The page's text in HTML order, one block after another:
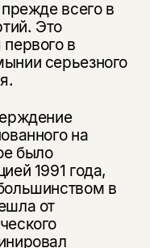
всего в
Это
в
серьезного
на
было
1991 года,
в
от